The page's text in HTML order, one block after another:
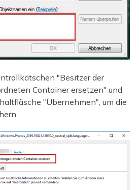
"Besitzer der
Container ersetzen" und
"Übernehmen", um die